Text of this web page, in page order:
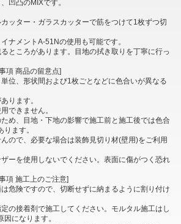
凹凸のMIXです。
ッター・ガラスカッターで筋をつけて1枚ずつ切
ナメントA-51Nの使用も可能です。
ところがあります。目地の拭き取りを丁寧に行っ
項 商品の留意点]
位、形状間および1枚ごとなどに色合いが異なる
ります。
できません。
め、目地・下地の影響で施工前と施工後では色合
ります。
ので、必要な場合は装飾見切り材(壁用)をご利用
ーを使用しないでください。表面に傷がつく恐れ
項 施工上のご注意]
危険ですので、切断せずに納まるように割り付け
の接着剤で施工してください。モルタル施工はし
因になります。